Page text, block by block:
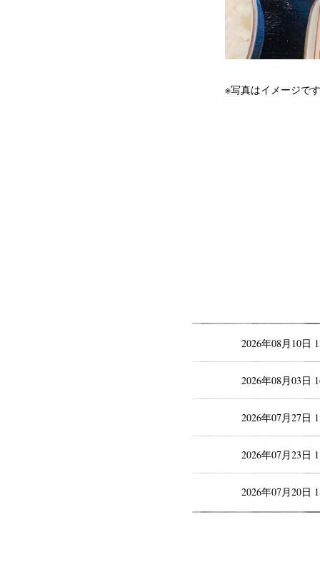
※写真はイメージで
2026年08月10日
2026年08月03日
2026年07月27日
2026年07月23日
2026年07月20日